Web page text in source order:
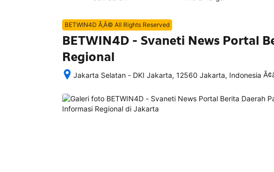
BETWIN4D Ã‚Â© All Rights Reserved
BETWIN4D - Svaneti News Portal
Regional
Jakarta Selatan - DKI Jakarta, 12560 Jakarta, Indonesia
memesan,
semua